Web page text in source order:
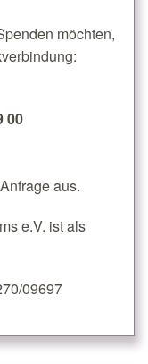
möchten,
00
aus.
e.V. ist als
09697